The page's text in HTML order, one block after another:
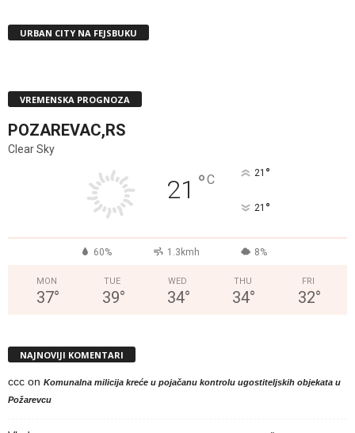
URBAN CITY NA FEJSBUKU
VREMENSKA PROGNOZA
POZAREVAC,RS
Clear Sky
21 °C 21 °
21 °
60% 1.3kmh 8%
MON
37°
TUE
39°
WED
34°
THU
34°
FRI
32°
NAJNOVIJI KOMENTARI
ccc on Komunalna milicija kreće u pojačanu kontrolu ugostiteljskih objekata u
Požarevcu